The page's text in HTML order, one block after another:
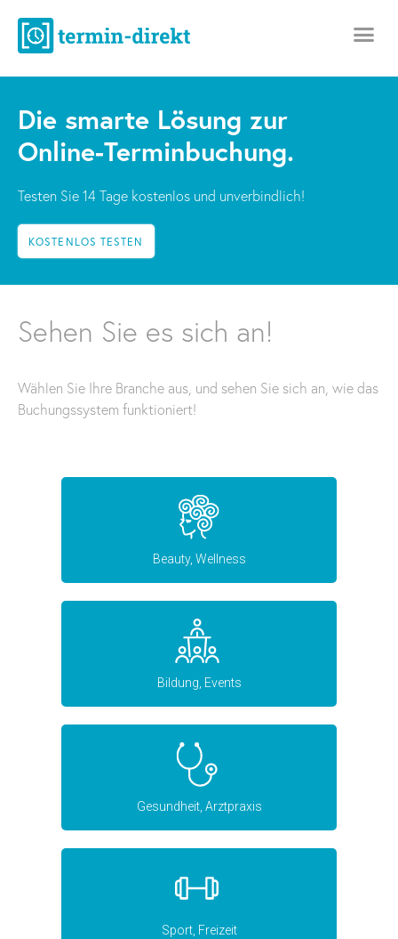
Die smarte Lösung zur
Online-Terminbuchung.
Testen Sie 14 Tage kostenlos und unverbindlich!​
KOSTENLOS TESTEN
Sehen Sie es sich an!
Wählen Sie Ihre Branche aus, und sehen Sie sich an, wie das
Buchungssystem funktioniert!
Beauty, Wellness
Bildung, Events
Gesundheit, Arztpraxis
Sport, Freizeit